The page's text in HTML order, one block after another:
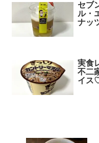
セブ
ル・
ナッ
実食
不二
イス